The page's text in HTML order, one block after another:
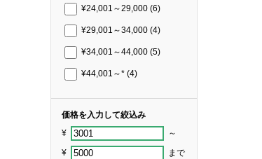
¥24,001～29,000 (6)
¥29,001～34,000 (4)
¥34,001～44,000 (5)
¥44,001～* (4)
価格を入力して絞込み
¥ ～
¥ まで